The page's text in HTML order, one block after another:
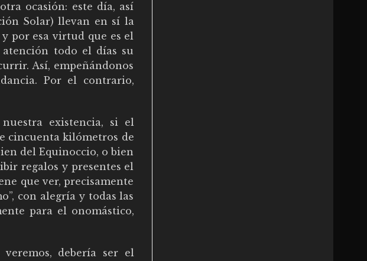
ocasión: este día, así
Solar) llevan en sí la
por esa virtud que es el
todo el días su
Así, empeñándonos
Por el contrario,
existencia, si el
cincuenta kilómetros de
del Equinoccio, o bien
regalos y presentes el
que ver, precisamente
con alegría y todas las
para el onomástico,
debería ser el